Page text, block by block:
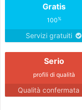
Gratis
100%
Servizi gratuiti
Serio
profili di qualità
Qualità confermata